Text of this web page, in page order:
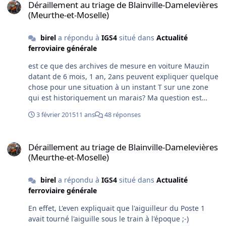
Déraillement au triage de Blainville-Damelevières
(Meurthe-et-Moselle)
birela répondu à IGS4situé dans Actualité
ferroviaire générale
est ce que des archives de mesure en voiture Mauzin
datant de 6 mois, 1 an, 2ans peuvent expliquer quelque
chose pour une situation à un instant T sur une zone
qui est historiquement un marais? Ma question est
3 février 201511 ans 48 réponses
Déraillement au triage de Blainville-Damelevières
(Meurthe-et-Moselle)
birela répondu à IGS4situé dans Actualité
ferroviaire générale
En effet, L'even expliquait que l'aiguilleur du Poste 1
avait tourné l'aiguille sous le train à l'époque ;-)